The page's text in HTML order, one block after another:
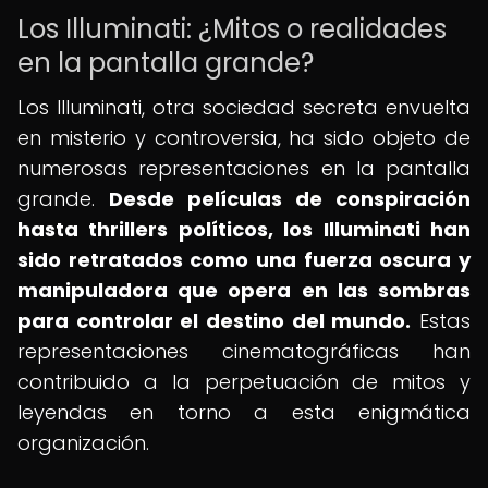
Los Illuminati: ¿Mitos o realidades
en la pantalla grande?
Los Illuminati, otra sociedad secreta envuelta
en misterio y controversia, ha sido objeto de
numerosas representaciones en la pantalla
grande. Desde películas de conspiración
hasta thrillers políticos, los Illuminati han
sido retratados como una fuerza oscura y
manipuladora que opera en las sombras
para controlar el destino del mundo. Estas
representaciones cinematográficas han
contribuido a la perpetuación de mitos y
leyendas en torno a esta enigmática
organización.